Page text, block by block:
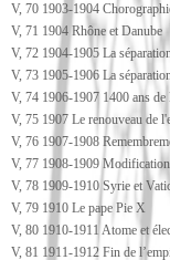
V, 70 1903-1904
V, 71 1904 Rhône et Danube
V, 72 1904-1905 La
V, 73 1905-1906 La
V, 74 1906-1907 1400 ans de
V, 75 1907 Le renouveau de
V, 76 1907-1908
V, 77 1908-1909
V, 78 1909-1910 Syrie et
V, 79 1910 Le pape Pie X
V, 80 1910-1911 Atome et
V, 81 1911-1912 Fin de